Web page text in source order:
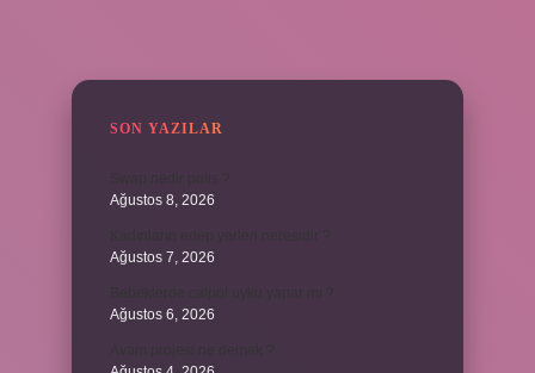
SON YAZILAR
Ağustos 8, 2026
Ağustos 7, 2026
Ağustos 6, 2026